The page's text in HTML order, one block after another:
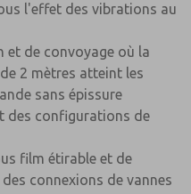
l'effet des vibrations au
et de convoyage où la
2 mètres atteint les
sans épissure
des configurations de
film étirable et de
connexions de vannes